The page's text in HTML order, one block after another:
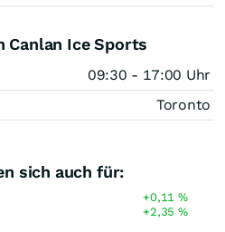
Canlan Ice Sports
09:30 - 17:00 Uhr
Toronto
sich auch für:
+0,11%
+2,35%